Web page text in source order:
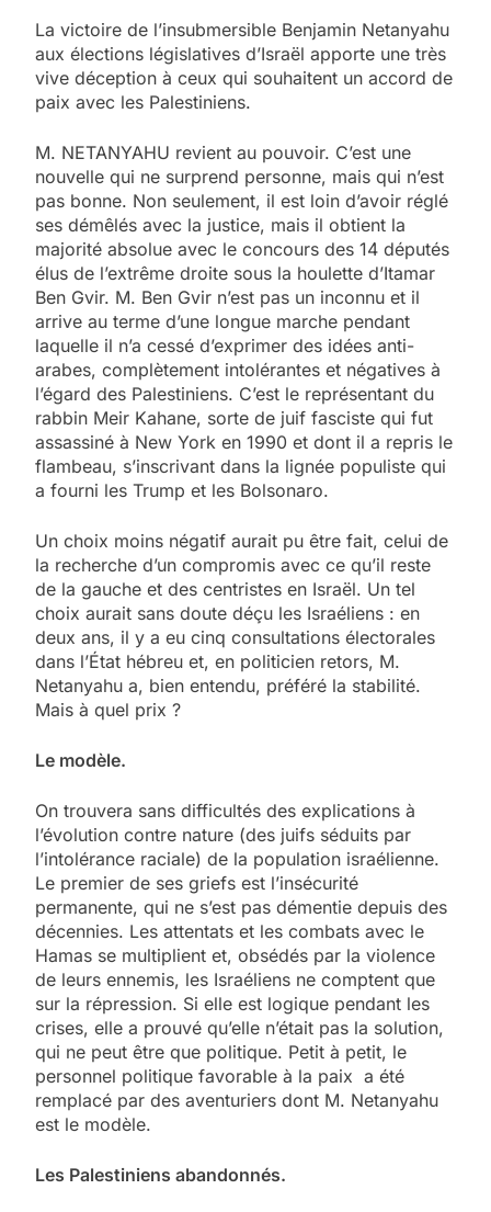
La victoire de l’insubmersible Benjamin Netanyahu
aux élections législatives d’Israël apporte une très
vive déception à ceux qui souhaitent un accord de
paix avec les Palestiniens.
M. NETANYAHU revient au pouvoir. C’est une
nouvelle qui ne surprend personne, mais qui n’est
pas bonne. Non seulement, il est loin d’avoir réglé
ses démêlés avec la justice, mais il obtient la
majorité absolue avec le concours des 14 députés
élus de l’extrême droite sous la houlette d’Itamar
Ben Gvir. M. Ben Gvir n’est pas un inconnu et il
arrive au terme d’une longue marche pendant
laquelle il n’a cessé d’exprimer des idées anti-
arabes, complètement intolérantes et négatives à
l’égard des Palestiniens. C’est le représentant du
rabbin Meir Kahane, sorte de juif fasciste qui fut
assassiné à New York en 1990 et dont il a repris le
flambeau, s’inscrivant dans la lignée populiste qui
a fourni les Trump et les Bolsonaro.
Un choix moins négatif aurait pu être fait, celui de
la recherche d’un compromis avec ce qu’il reste
de la gauche et des centristes en Israël. Un tel
choix aurait sans doute déçu les Israéliens : en
deux ans, il y a eu cinq consultations électorales
dans l’État hébreu et, en politicien retors, M.
Netanyahu a, bien entendu, préféré la stabilité.
Mais à quel prix ?
Le modèle.
On trouvera sans difficultés des explications à
l’évolution contre nature (des juifs séduits par
l’intolérance raciale) de la population israélienne.
Le premier de ses griefs est l’insécurité
permanente, qui ne s’est pas démentie depuis des
décennies. Les attentats et les combats avec le
Hamas se multiplient et, obsédés par la violence
de leurs ennemis, les Israéliens ne comptent que
sur la répression. Si elle est logique pendant les
crises, elle a prouvé qu’elle n’était pas la solution,
qui ne peut être que politique. Petit à petit, le
personnel politique favorable à la paix a été
remplacé par des aventuriers dont M. Netanyahu
est le modèle.
Les Palestiniens abandonnés.